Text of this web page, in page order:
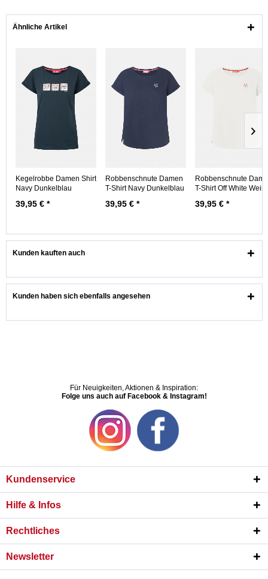
Ähnliche Artikel
Kegelrobbe Damen Shirt
Navy Dunkelblau
39,95 € *
Robbenschnute Damen
T-Shirt Navy Dunkelblau
39,95 € *
Robbenschnute
T-Shirt Off White Weiß
39,95 € *
Kunden kauften auch
Kunden haben sich ebenfalls angesehen
Für Neuigkeiten, Aktionen & Inspiration:
Folge uns auch auf Facebook & Instagram!
Kundenservice
Hilfe & Infos
Rechtliches
Newsletter